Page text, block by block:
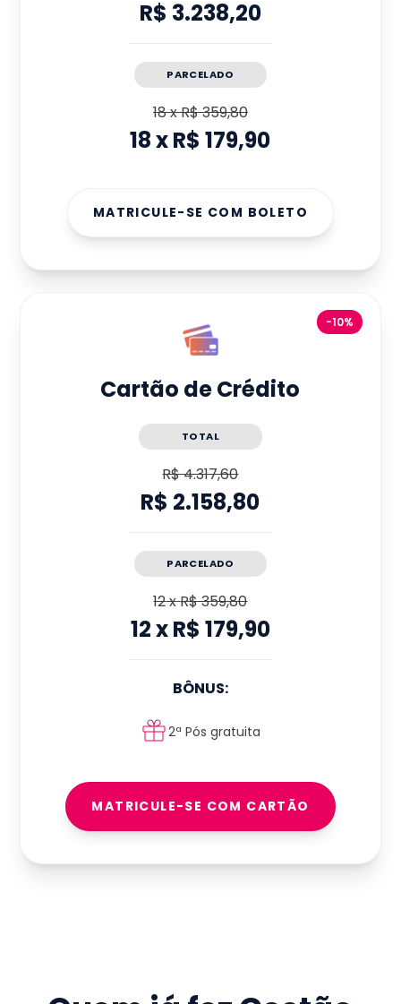
R$ 3.238,20
PARCELADO
18xR$ 359,80
18xR$ 179,90
MATRICULE-SE COM BOLETO
-10%
Cartão de Crédito
TOTAL
R$ 4.317,60
R$ 2.158,80
PARCELADO
12xR$ 359,80
12xR$ 179,90
BÔNUS:
2ª Pós gratuita
MATRICULE-SE COM CARTÃO